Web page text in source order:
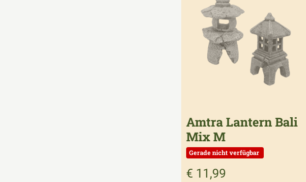
Amtra Lantern Bali
Mix M
€ 11,99